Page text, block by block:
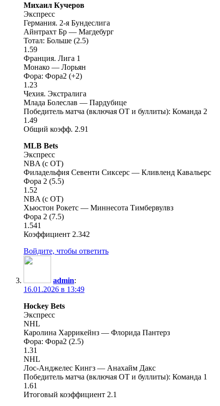
Михаил Кучеров
Экспресс
Германия. 2-я Бундеслига
Айнтрахт Бр — Магдебург
Тотал: Больше (2.5)
1.59
Франция. Лига 1
Монако — Лорьян
Фора: Фора2 (+2)
1.23
Чехия. Экстралига
Млада Болеслав — Пардубице
Победитель матча (включая ОТ и буллиты): Команда 2
1.49
Общий коэфф. 2.91
MLB Bets
Экспресс
NBA (с OT)
Филадельфия Севенти Сиксерс — Кливленд Кавальерс
Фора 2 (5.5)
1.52
NBA (с OT)
Хьюстон Рокетс — Миннесота Тимбервулвз
Фора 2 (7.5)
1.541
Коэффициент 2.342
Войдите, чтобы ответить
admin:
16.01.2026 в 13:49
Hockey Bets
Экспресс
NHL
Каролина Харрикейнз — Флорида Пантерз
Фора: Фора2 (2.5)
1.31
NHL
Лос-Анджелес Кингз — Анахайм Дакс
Победитель матча (включая ОТ и буллиты): Команда 1
1.61
Итоговый коэффициент 2.1